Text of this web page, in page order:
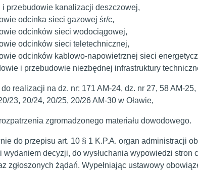
i przebudowie kanalizacji deszczowej,
odcinka sieci gazowej śr/c,
odcinków sieci wodociągowej,
odcinków sieci teletechnicznej,
odcinków kablowo-napowietrznej sieci
i przebudowie niezbędnej infrastruktury
realizacji na dz. nr: 171 AM-24, dz. nr 27, 58 AM-
23, 20/24, 20/25, 20/26 AM-30 w Oławie,
zgromadzonego materiału dowodowego.
przepisu art. 10 § 1 K.P.A. organ administracji
wydaniem decyzji, do wysłuchania wypowiedzi stron
zgłoszonych żądań. Wypełniając ustawowy